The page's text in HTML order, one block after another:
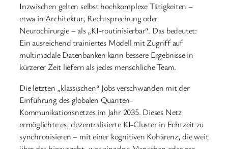
Inzwischen gelten selbst hochkomplexe Tätigkeiten –
etwa in Architektur, Rechtsprechung oder
Neurochirurgie – als „KI-routinisierbar“. Das bedeutet:
Ein ausreichend trainiertes Modell mit Zugriff auf
multimodale Datenbanken kann bessere Ergebnisse in
kürzerer Zeit liefern als jedes menschliche Team.
Die letzten „klassischen“ Jobs verschwanden mit der
Einführung des globalen Quanten-
Kommunikationsnetzes im Jahr 2035. Dieses Netz
ermöglichte es, dezentralisierte KI-Cluster in Echtzeit zu
synchronisieren – mit einer kognitiven Kohärenz, die weit